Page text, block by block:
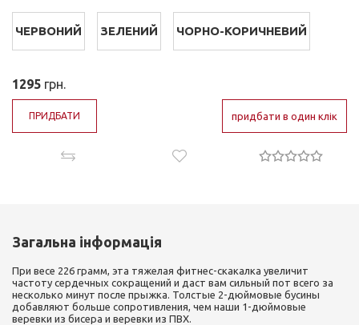
ЧЕРВОНИЙ ЗЕЛЕНИЙ ЧОРНО-КОРИЧНЕВИЙ
1295 грн.
ПРИДБАТИ придбати в один клік
Загальна інформація
При весе 226 грамм, эта тяжелая фитнес-скакалка увеличит
частоту сердечных сокращений и даст вам сильный пот всего за
несколько минут после прыжка. Толстые 2-дюймовые бусины
добавляют больше сопротивления, чем наши 1-дюймовые
веревки из бисера и веревки из ПВХ.